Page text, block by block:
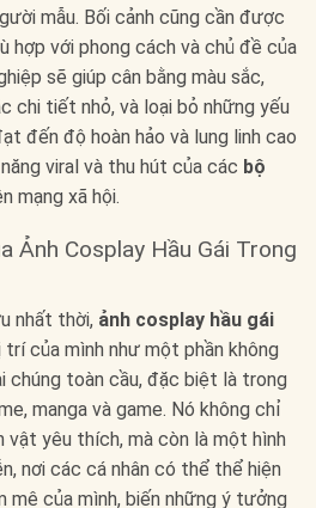
mẫu. Bối cảnh cũng cần được
hợp với phong cách và chủ đề của
sẽ giúp cân bằng màu sắc,
chi tiết nhỏ, và loại bỏ những yếu
đến độ hoàn hảo và lung linh cao
viral và thu hút của các bộ
mạng xã hội.
Ảnh Cosplay Hầu Gái Trong
nhất thời, ảnh cosplay hầu gái
của mình như một phần không
chúng toàn cầu, đặc biệt là trong
manga và game. Nó không chỉ
vật yêu thích, mà còn là một hình
nơi các cá nhân có thể thể hiện
mê của mình, biến những ý tưởng